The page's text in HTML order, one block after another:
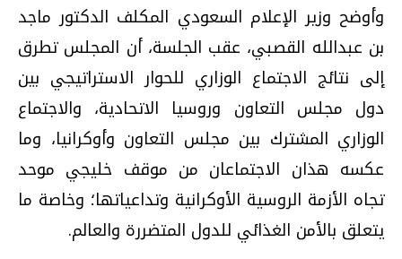
وأوضح وزير الإعلام السعودي المكلف الدكتور ماجد
بن عبدالله القصبي، عقب الجلسة، أن المجلس تطرق
إلى نتائج الاجتماع الوزاري للحوار الاستراتيجي بين
دول مجلس التعاون وروسيا الاتحادية، والاجتماع
الوزاري المشترك بين مجلس التعاون وأوكرانيا، وما
عكسه هذان الاجتماعان من موقف خليجي موحد
تجاه الأزمة الروسية الأوكرانية وتداعياتها؛ وخاصة ما
يتعلق بالأمن الغذائي للدول المتضررة والعالم.